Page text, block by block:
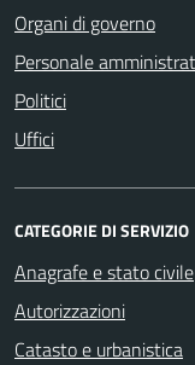
Organi di governo
Personale
Politici
Uffici
CATEGORIE DI SERVIZIO
Anagrafe e stato civile
Autorizzazioni
Catasto e urbanistica